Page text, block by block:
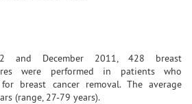
and December 2011, 428 breast
were performed in patients who
breast cancer removal. The average
(range, 27-79 years).